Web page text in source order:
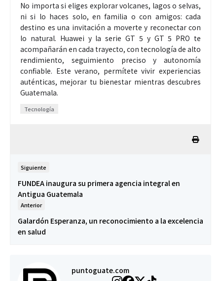
No importa si eliges explorar volcanes, lagos o selvas,
ni si lo haces solo, en familia o con amigos: cada
destino es una invitación a moverte y reconectar con
lo natural. Huawei y la serie GT 5 y GT 5 PRO te
acompañarán en cada trayecto, con tecnología de alto
rendimiento, seguimiento preciso y autonomía
confiable. Este verano, permítete vivir experiencias
auténticas, mejorar tu bienestar mientras descubres
Guatemala.
Tecnología
Siguiente
FUNDEA inaugura su primera agencia integral en
Antigua Guatemala
Anterior
Galardón Esperanza, un reconocimiento a la excelencia
en salud
puntoguate.com